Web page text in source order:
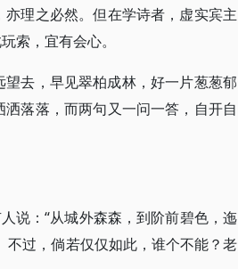
理之必然。但在学诗者，虚实宾主
索，宜有会心。
去，早见翠柏成林，好一片葱葱郁
落落，而两句又一问一答，自开自
说：“从城外森森，到阶前碧色，迤
不过，倘若仅仅如此，谁个不能？老